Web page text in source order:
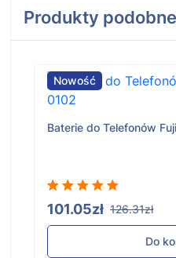
Produkty podobne
Nowość
Baterie do Telefonów
101.05zł 126.31zł
Do